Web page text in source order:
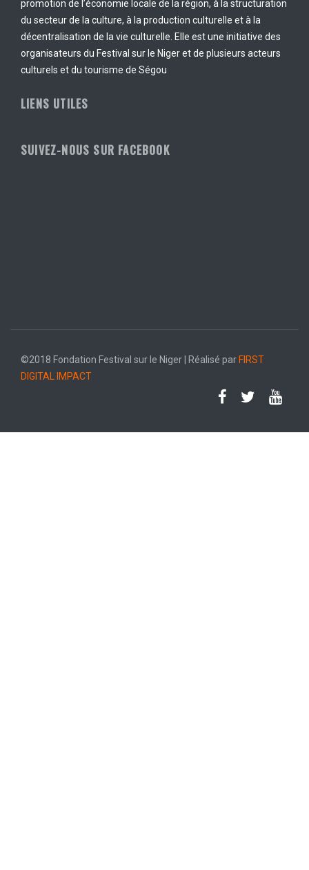
promotion de l’économie locale de la région, à la structuration
du secteur de la culture, à la production culturelle et à la
décentralisation de la vie culturelle. Elle est une initiative des
organisateurs du Festival sur le Niger et de plusieurs acteurs
culturels et du tourisme de Ségou
LIENS UTILES
SUIVEZ-NOUS SUR FACEBOOK
©2018 Fondation Festival sur le Niger | Réalisé par FIRST
DIGITAL IMPACT